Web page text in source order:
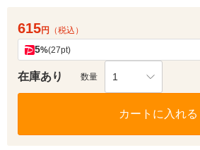
615円 （税込）
5%(27pt)
在庫あり 数量 1
カートに入れる